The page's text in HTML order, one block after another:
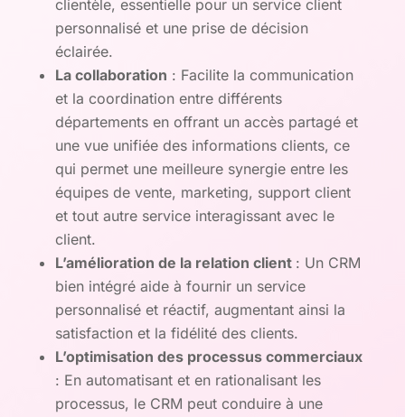
clientèle, essentielle pour un service client
personnalisé et une prise de décision
éclairée.
La collaboration : Facilite la communication
et la coordination entre différents
départements en offrant un accès partagé et
une vue unifiée des informations clients, ce
qui permet une meilleure synergie entre les
équipes de vente, marketing, support client
et tout autre service interagissant avec le
client.
L’amélioration de la relation client : Un CRM
bien intégré aide à fournir un service
personnalisé et réactif, augmentant ainsi la
satisfaction et la fidélité des clients.
L’optimisation des processus commerciaux
: En automatisant et en rationalisant les
processus, le CRM peut conduire à une